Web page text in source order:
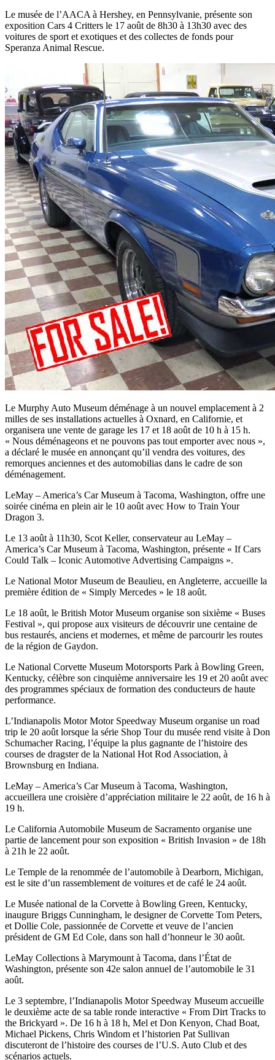
Le musée de l’AACA à Hershey, en Pennsylvanie, présente son
exposition Cars 4 Critters le 17 août de 8h30 à 13h30 avec des
voitures de sport et exotiques et des collectes de fonds pour
Speranza Animal Rescue.
Le Murphy Auto Museum déménage à un nouvel emplacement à 2
milles de ses installations actuelles à Oxnard, en Californie, et
organisera une vente de garage les 17 et 18 août de 10 h à 15 h.
« Nous déménageons et ne pouvons pas tout emporter avec nous »,
a déclaré le musée en annonçant qu’il vendra des voitures, des
remorques anciennes et des automobilias dans le cadre de son
déménagement.
LeMay – America’s Car Museum à Tacoma, Washington, offre une
soirée cinéma en plein air le 10 août avec How to Train Your
Dragon 3.
Le 13 août à 11h30, Scot Keller, conservateur au LeMay –
America’s Car Museum à Tacoma, Washington, présente « If Cars
Could Talk – Iconic Automotive Advertising Campaigns ».
Le National Motor Museum de Beaulieu, en Angleterre, accueille la
première édition de « Simply Mercedes » le 18 août.
Le 18 août, le British Motor Museum organise son sixième « Buses
Festival », qui propose aux visiteurs de découvrir une centaine de
bus restaurés, anciens et modernes, et même de parcourir les routes
de la région de Gaydon.
Le National Corvette Museum Motorsports Park à Bowling Green,
Kentucky, célèbre son cinquième anniversaire les 19 et 20 août avec
des programmes spéciaux de formation des conducteurs de haute
performance.
L’Indianapolis Motor Motor Speedway Museum organise un road
trip le 20 août lorsque la série Shop Tour du musée rend visite à Don
Schumacher Racing, l’équipe la plus gagnante de l’histoire des
courses de dragster de la National Hot Rod Association, à
Brownsburg en Indiana.
LeMay – America’s Car Museum à Tacoma, Washington,
accueillera une croisière d’appréciation militaire le 22 août, de 16 h à
19 h.
Le California Automobile Museum de Sacramento organise une
partie de lancement pour son exposition « British Invasion » de 18h
à 21h le 22 août.
Le Temple de la renommée de l’automobile à Dearborn, Michigan,
est le site d’un rassemblement de voitures et de café le 24 août.
Le Musée national de la Corvette à Bowling Green, Kentucky,
inaugure Briggs Cunningham, le designer de Corvette Tom Peters,
et Dollie Cole, passionnée de Corvette et veuve de l’ancien
président de GM Ed Cole, dans son hall d’honneur le 30 août.
LeMay Collections à Marymount à Tacoma, dans l’État de
Washington, présente son 42e salon annuel de l’automobile le 31
août.
Le 3 septembre, l’Indianapolis Motor Speedway Museum accueille
le deuxième acte de sa table ronde interactive « From Dirt Tracks to
the Brickyard ». De 16 h à 18 h, Mel et Don Kenyon, Chad Boat,
Michael Pickens, Chris Windom et l’historien Pat Sullivan
discuteront de l’histoire des courses de l’U.S. Auto Club et des
scénarios actuels.